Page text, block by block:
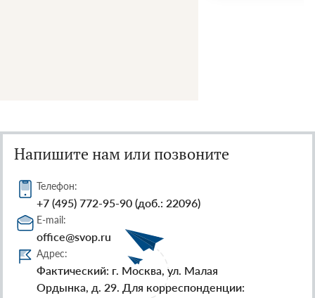
Напишите нам или позвоните
Телефон:
+7 (495) 772-95-90 (доб.: 22096)
E-mail:
office@svop.ru
Адрес:
Фактический: г. Москва, ул. Малая
Ордынка, д. 29. Для корреспонденции: